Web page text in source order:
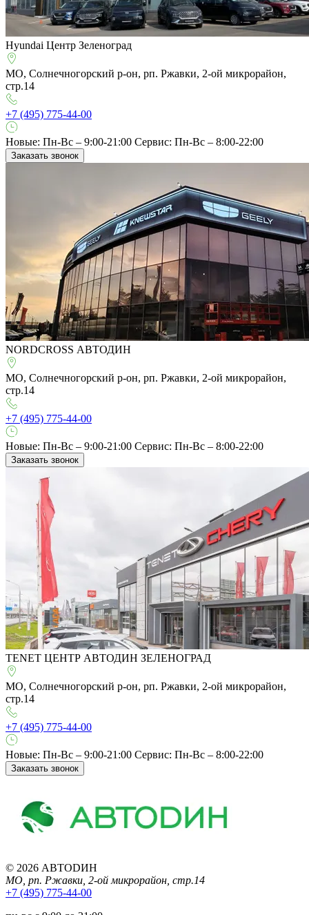
Hyundai Центр Зеленоград
МО, Солнечногорский р-он, рп. Ржавки, 2-ой микрорайон,
стр.14
+7 (495) 775-44-00
Новые: Пн-Вс – 9:00-21:00 Сервис: Пн-Вс – 8:00-22:00
Заказать звонок
NORDCROSS АВТОДИН
МО, Солнечногорский р-он, рп. Ржавки, 2-ой микрорайон,
стр.14
+7 (495) 775-44-00
Новые: Пн-Вс – 9:00-21:00 Сервис: Пн-Вс – 8:00-22:00
Заказать звонок
TENET ЦЕНТР АВТОДИН ЗЕЛЕНОГРАД
МО, Солнечногорский р-он, рп. Ржавки, 2-ой микрорайон,
стр.14
+7 (495) 775-44-00
Новые: Пн-Вс – 9:00-21:00 Сервис: Пн-Вс – 8:00-22:00
Заказать звонок
© 2026 АВТОDИН
МО, рп. Ржавки, 2-ой микрорайон, стр.14
+7 (495) 775-44-00